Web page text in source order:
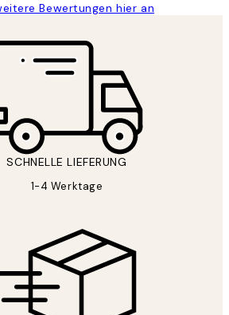
Bewertungen hier an
SCHNELLE LIEFERUNG
1-4 Werktage